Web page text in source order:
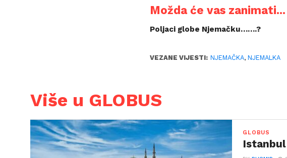
Možda će vas zanimati...
Poljaci globe Njemačku…….?
VEZANE VIJESTI: NJEMAČKA,NJEMALKA
Više u GLOBUS
GLOBUS